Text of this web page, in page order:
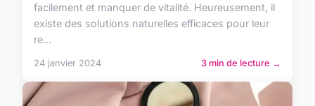
facilement et manquer de vitalité. Heureusement, il
existe des solutions naturelles efficaces pour leur
re...
24 janvier 2024 3 min de lecture →